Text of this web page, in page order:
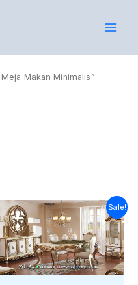
Makan Minimalis”
Sale!
Harga
aslinya
adalah:
Rp30.000.000.
Harga
saat
ini
adalah:
Rp28.110.000.